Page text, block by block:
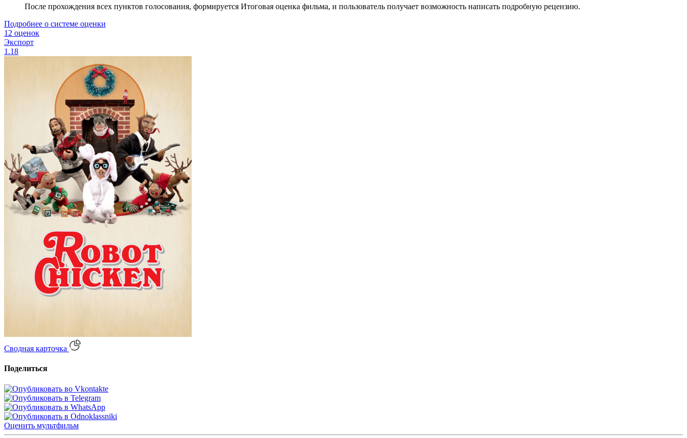
После прохождения всех пунктов голосования, формируется Итоговая оценка фильма, и пользователь получает возможность написать подробную рецензию.
Подробнее о системе оценки
12 оценок
Экспорт
1.18
Сводная карточка
Поделиться
Оценить мультфильм